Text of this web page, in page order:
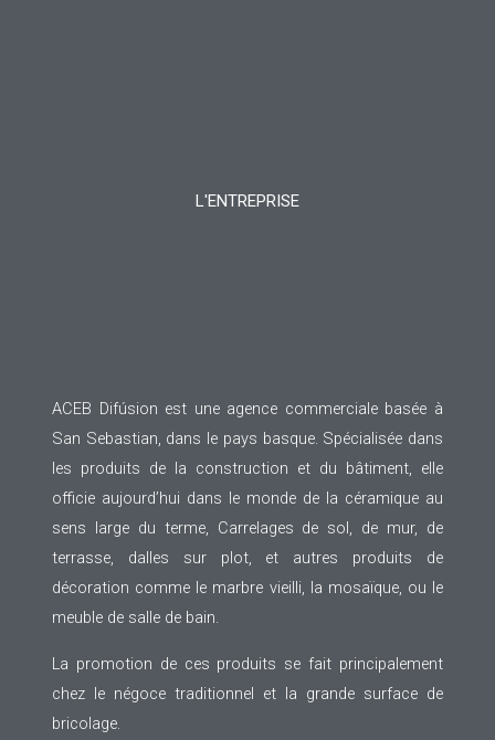
L'ENTREPRISE
ACEB Difúsion est une agence commerciale basée à
San Sebastian, dans le pays basque. Spécialisée dans
les produits de la construction et du bâtiment, elle
officie aujourd’hui dans le monde de la céramique au
sens large du terme, Carrelages de sol, de mur, de
terrasse, dalles sur plot, et autres produits de
décoration comme le marbre vieilli, la mosaïque, ou le
meuble de salle de bain.
La promotion de ces produits se fait principalement
chez le négoce traditionnel et la grande surface de
bricolage.